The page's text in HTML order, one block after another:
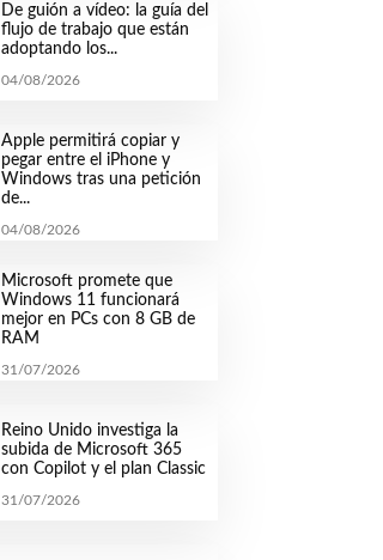
De guión a vídeo: la guía del
flujo de trabajo que están
adoptando los...
04/08/2026
Apple permitirá copiar y
pegar entre el iPhone y
Windows tras una petición
de...
04/08/2026
Microsoft promete que
Windows 11 funcionará
mejor en PCs con 8 GB de
RAM
31/07/2026
Reino Unido investiga la
subida de Microsoft 365
con Copilot y el plan Classic
31/07/2026